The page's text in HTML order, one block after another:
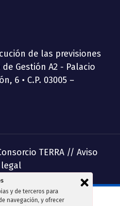
de las previsiones
Gestión A2 - Palacio
6 • C.P. 03005 –
TERRA // Aviso
legal
y de terceros para
navegación, y ofrecer